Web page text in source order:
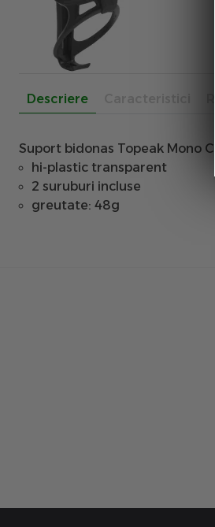
Descriere
Suport bidonas Topeak Mono
hi-plastic transparent
2 suruburi incluse
greutate: 48g